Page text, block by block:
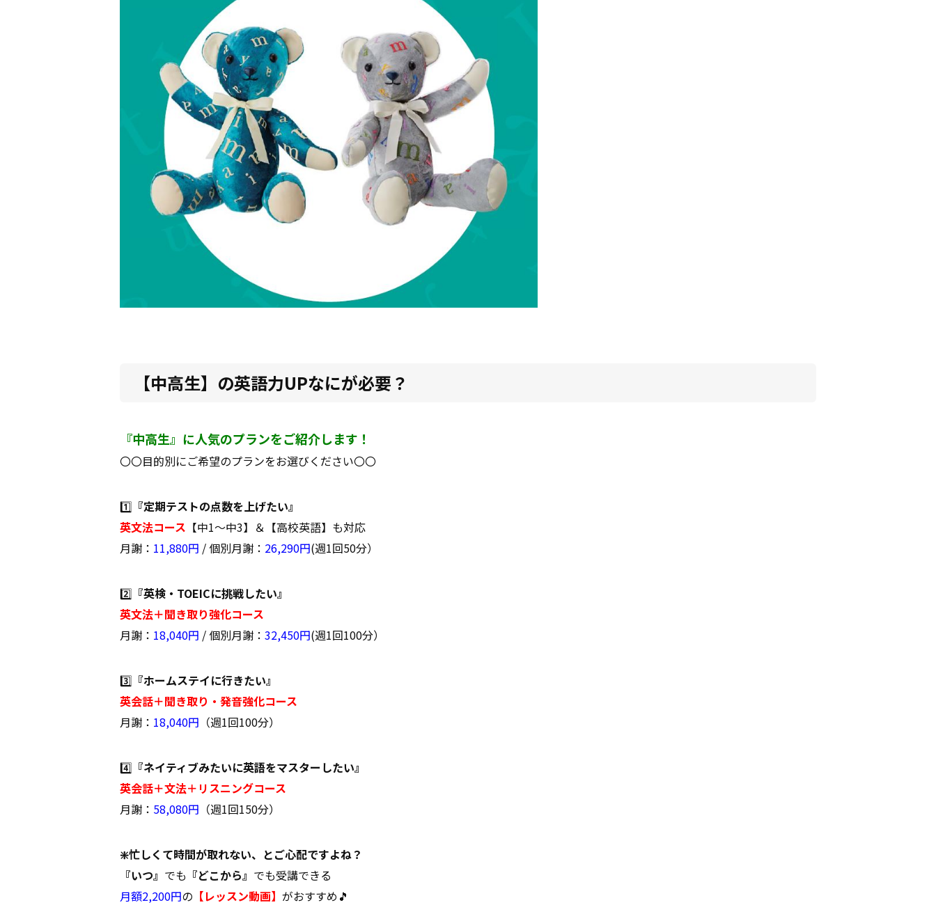
【中高生】の英語力UPなにが必要？
『中高生』に人気のプランをご紹介します！
〇〇目的別にご希望のプランをお選びください〇〇
1️⃣ 『定期テストの点数を上げたい』
英文法コース 【中1～中3】＆【高校英語】も対応
月謝： 11,880円 / 個別月謝： 26,290円(週1回50分）
2️⃣ 『英検・TOEICに挑戦したい』
英文法＋聞き取り強化コース
月謝： 18,040円 / 個別月謝： 32,450円(週1回100分）
3️⃣ 『ホームステイに行きたい』
英会話＋聞き取り・発音強化コース
月謝： 18,040円 （週1回100分）
4️⃣ 『ネイティブみたいに英語をマスターしたい』
英会話＋文法＋リスニングコース
月謝： 58,080円 （週1回150分）
❇️忙しくて時間が取れない、とご心配ですよね？
『いつ』 でも 『どこから』 でも受講できる
月額2,200円の 【レッスン動画】 がおすすめ🎵